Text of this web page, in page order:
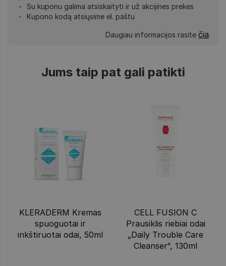
Su kuponu galima atsiskaityti ir už akcijines prekes
Kupono kodą atsiųsime el. paštu
Daugiau informacijos rasite čia.
Jums taip pat gali patikti
KLERADERM Kremas
spuoguotai ir
inkštiruotai odai, 50ml
CELL FUSION C
Prausiklis riebiai odai
„Daily Trouble Care
Cleanser“, 130ml